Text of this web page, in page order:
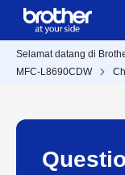
Selamat datang di
MFC-L8690CDW